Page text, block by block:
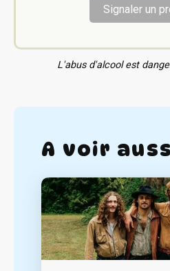
Signaler un
L'abus d'alcool est
A voir